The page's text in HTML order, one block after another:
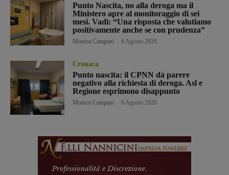
Punto Nascita, no alla deroga ma il
Ministero apre al monitoraggio di sei
mesi. Vadi: “Una risposta che valutiamo
positivamente anche se con prudenza”
Monica Campani 6 Agosto 2026
Cronaca
Punto nascita: il CPNN dà parere
negativo alla richiesta di deroga. Asl e
Regione esprimono disappunto
Monica Campani 6 Agosto 2026